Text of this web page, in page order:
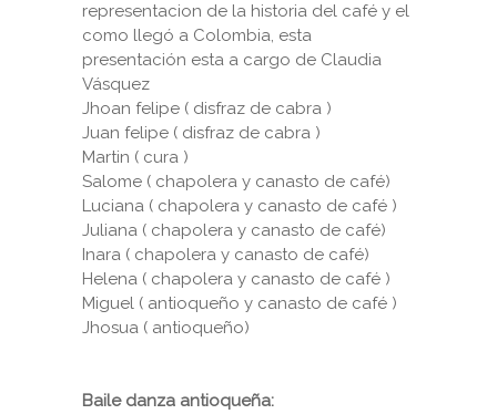
representacion de la historia del café y el
como llegó a Colombia, esta
presentación esta a cargo de Claudia
Vásquez
Jhoan felipe ( disfraz de cabra )
Juan felipe ( disfraz de cabra )
Martin ( cura )
Salome ( chapolera y canasto de café)
Luciana ( chapolera y canasto de café )
Juliana ( chapolera y canasto de café)
Inara ( chapolera y canasto de café)
Helena ( chapolera y canasto de café )
Miguel ( antioqueño y canasto de café )
Jhosua ( antioqueño)
Baile danza antioqueña: